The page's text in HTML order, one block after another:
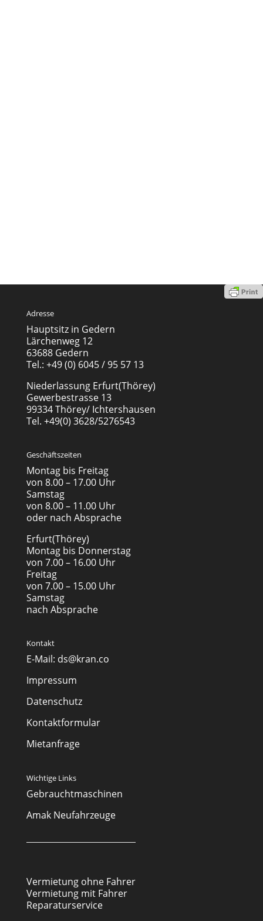
Adresse
Hauptsitz in Gedern
Lärchenweg 12
63688 Gedern
Tel.: +49 (0) 6045 / 95 57 13
Niederlassung Erfurt(Thörey)
Gewerbestrasse 13
99334 Thörey/ Ichtershausen
Tel. +49(0) 3628/5276543
Geschäftszeiten
Montag bis Freitag
von 8.00 – 17.00 Uhr
Samstag
von 8.00 – 11.00 Uhr
oder nach Absprache
Erfurt(Thörey)
Montag bis Donnerstag
von 7.00 – 16.00 Uhr
Freitag
von 7.00 – 15.00 Uhr
Samstag
nach Absprache
Kontakt
E-Mail: ds@kran.co
Impressum
Datenschutz
Kontaktformular
Mietanfrage
Wichtige Links
Gebrauchtmaschinen
Amak Neufahrzeuge
Vermietung ohne Fahrer
Vermietung mit Fahrer
Reparaturservice